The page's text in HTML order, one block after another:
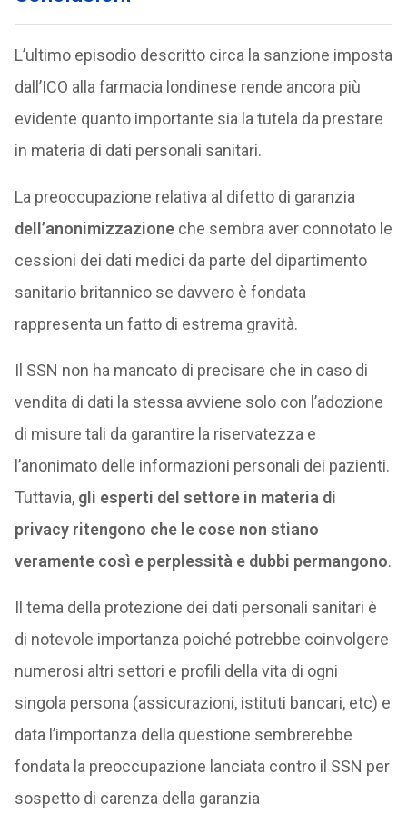
L’ultimo episodio descritto circa la sanzione imposta
dall’ICO alla farmacia londinese rende ancora più
evidente quanto importante sia la tutela da prestare
in materia di dati personali sanitari.
La preoccupazione relativa al difetto di garanzia
dell’anonimizzazioneche sembra aver connotato le
cessioni dei dati medici da parte del dipartimento
sanitario britannico se davvero è fondata
rappresenta un fatto di estrema gravità.
Il SSN non ha mancato di precisare che in caso di
vendita di dati la stessa avviene solo con l’adozione
di misure tali da garantire la riservatezza e
l’anonimato delle informazioni personali dei pazienti.
Tuttavia, gli esperti del settore in materia di
privacy ritengono che le cose non stiano
veramente così e perplessità e dubbi permangono.
Il tema della protezione dei dati personali sanitari è
di notevole importanza poiché potrebbe coinvolgere
numerosi altri settori e profili della vita di ogni
singola persona (assicurazioni, istituti bancari, etc) e
data l’importanza della questione sembrerebbe
fondata la preoccupazione lanciata contro il SSN per
sospetto di carenza della garanzia